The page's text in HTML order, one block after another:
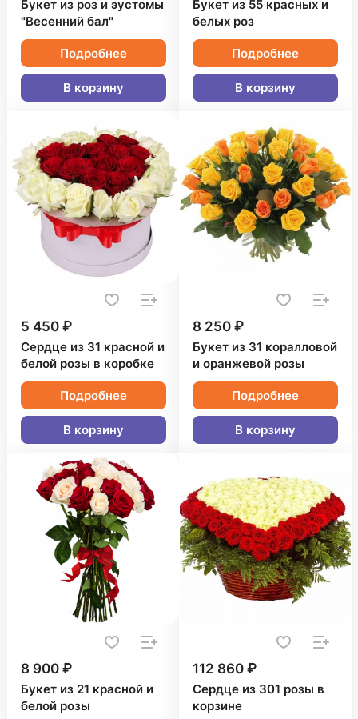
Букет из роз и эустомы
"Весенний бал"
Подробнее
В корзину
Букет из 55 красных и
белых роз
Подробнее
В корзину
5 450 ₽
Сердце из 31 красной и
белой розы в коробке
Подробнее
В корзину
8 250 ₽
Букет из 31 коралловой
и оранжевой розы
Подробнее
В корзину
8 900 ₽
Букет из 21 красной и
белой розы
112 860 ₽
Сердце из 301 розы в
корзине